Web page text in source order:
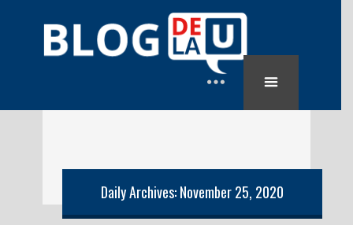
Daily Archives: November 25, 2020